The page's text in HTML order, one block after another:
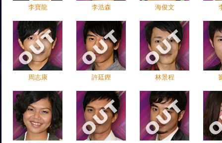
李寶龍 李浩森 海俊文
周志康 許廷鏗 林景程